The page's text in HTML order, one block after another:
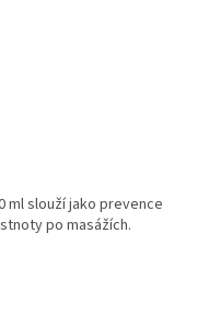
ml slouží jako prevence
po masážích.